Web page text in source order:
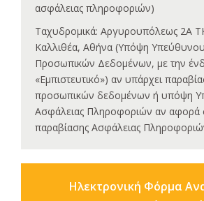
ασφάλειας πληροφοριών)
Ταχυδρομικά: Αργυρουπόλεως 2Α
Καλλιθέα, Αθήνα (Υπόψη
Προσωπικών Δεδομένων, με την
«Εμπιστευτικό») αν υπάρχει
προσωπικών δεδομένων ή υπόψη
Ασφάλειας Πληροφοριών αν αφορά
παραβίασης Ασφάλειας
Ηλεκτρονική Φόρμα